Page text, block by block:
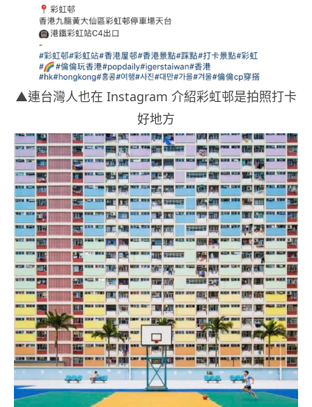
▲連台灣人也在 Instagram 介紹彩虹邨是拍照打卡
好地方